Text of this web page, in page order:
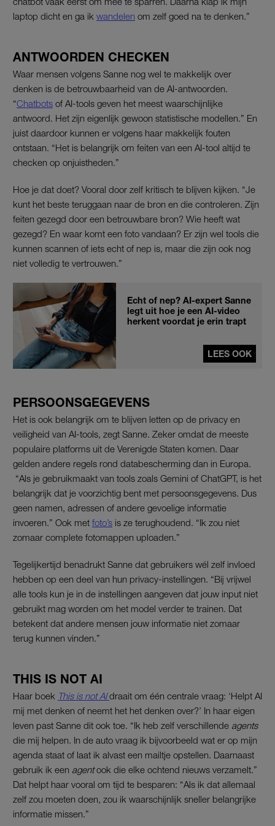
laptop dicht en ga ik wandelen om zelf goed na te denken.”
ANTWOORDEN CHECKEN
Waar mensen volgens Sanne nog wel te makkelijk over
denken is de betrouwbaarheid van de AI-antwoorden.
“Chatbots of AI-tools geven het meest waarschijnlijke
antwoord. Het zijn eigenlijk gewoon statistische modellen.” En
juist daardoor kunnen er volgens haar makkelijk fouten
ontstaan. “Het is belangrijk om feiten van een AI-tool altijd te
checken op onjuistheden.”
Hoe je dat doet? Vooral door zelf kritisch te blijven kijken. “Je
kunt het beste teruggaan naar de bron en die controleren. Zijn
feiten gezegd door een betrouwbare bron? Wie heeft wat
gezegd? En waar komt een foto vandaan? Er zijn wel tools die
kunnen scannen of iets echt of nep is, maar die zijn ook nog
niet volledig te vertrouwen.”
Echt of nep? AI-expert Sanne
legt uit hoe je een AI-video
herkent voordat je erin trapt
LEES OOK
PERSOONSGEGEVENS
Het is ook belangrijk om te blijven letten op de privacy en
veiligheid van AI-tools, zegt Sanne. Zeker omdat de meeste
populaire platforms uit de Verenigde Staten komen. Daar
gelden andere regels rond databescherming dan in Europa.
“Als je gebruikmaakt van tools zoals Gemini of ChatGPT, is het
belangrijk dat je voorzichtig bent met persoonsgegevens. Dus
geen namen, adressen of andere gevoelige informatie
invoeren.” Ook met foto’s is ze terughoudend. “Ik zou niet
zomaar complete fotomappen uploaden.”
Tegelijkertijd benadrukt Sanne dat gebruikers wél zelf invloed
hebben op een deel van hun privacy-instellingen. “Bij vrijwel
alle tools kun je in de instellingen aangeven dat jouw input niet
gebruikt mag worden om het model verder te trainen. Dat
betekent dat andere mensen jouw informatie niet zomaar
terug kunnen vinden.”
THIS IS NOT AI
Haar boek This is not AI draait om één centrale vraag: ‘Helpt AI
mij met denken of neemt het het denken over?’ In haar eigen
leven past Sanne dit ook toe. “Ik heb zelf verschillende agents
die mij helpen. In de auto vraag ik bijvoorbeeld wat er op mijn
agenda staat of laat ik alvast een mailtje opstellen. Daarnaast
gebruik ik een agentook die elke ochtend nieuws verzamelt.”
Dat helpt haar vooral om tijd te besparen: “Als ik dat allemaal
zelf zou moeten doen, zou ik waarschijnlijk sneller belangrijke
informatie missen.”